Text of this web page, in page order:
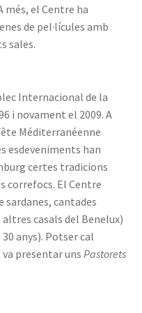
més, el Centre ha
de pel·lícules amb
sales.
Internacional de la
i novament el 2009. A
Méditerranéenne
esdeveniments han
certes tradicions
correfocs. El Centre
cantades
casals del Benelux)
anys). Potser cal
va presentar uns Pastorets